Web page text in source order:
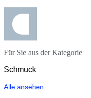
Für Sie aus der Kategorie
Schmuck
Alle ansehen